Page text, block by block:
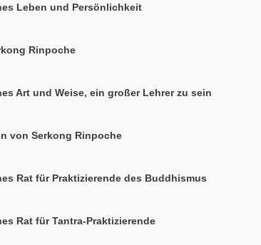
Leben und Persönlichkeit
Rinpoche
Art und Weise, ein großer Lehrer zu sein
von Serkong Rinpoche
Rat für Praktizierende des Buddhismus
Rat für Tantra-Praktizierende